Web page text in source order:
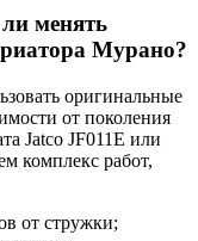
менять
Мурано?
оригинальные
от поколения
Jatco JF011E или
комплекс работ,
от стружки;